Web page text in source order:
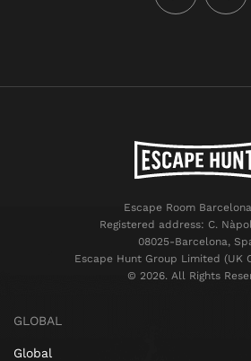
Escape Room
Registered address: C.
08025-Barcelona,
Escape Hunt Group Limited (UK
©️ 2026. All Rights
GLOBAL
Global